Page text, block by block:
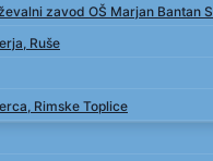
zavod OŠ Marjan Bantan
Ruše
Rimske Toplice